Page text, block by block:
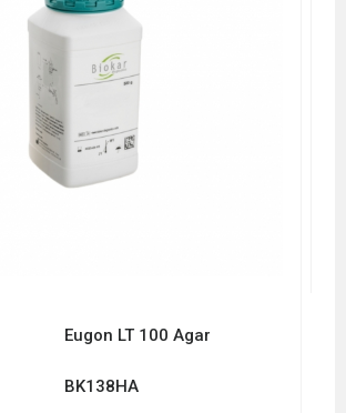
Eugon LT 100 Agar
BK138HA